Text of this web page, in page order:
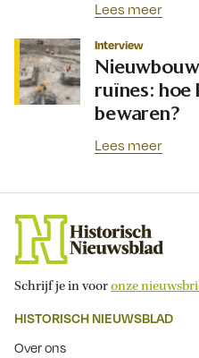
Lees meer
Interview
ruïnes: hoe
bewaren?
Lees meer
Schrijf je in vooronze
HISTORISCH NIEUWSBLAD
Over ons